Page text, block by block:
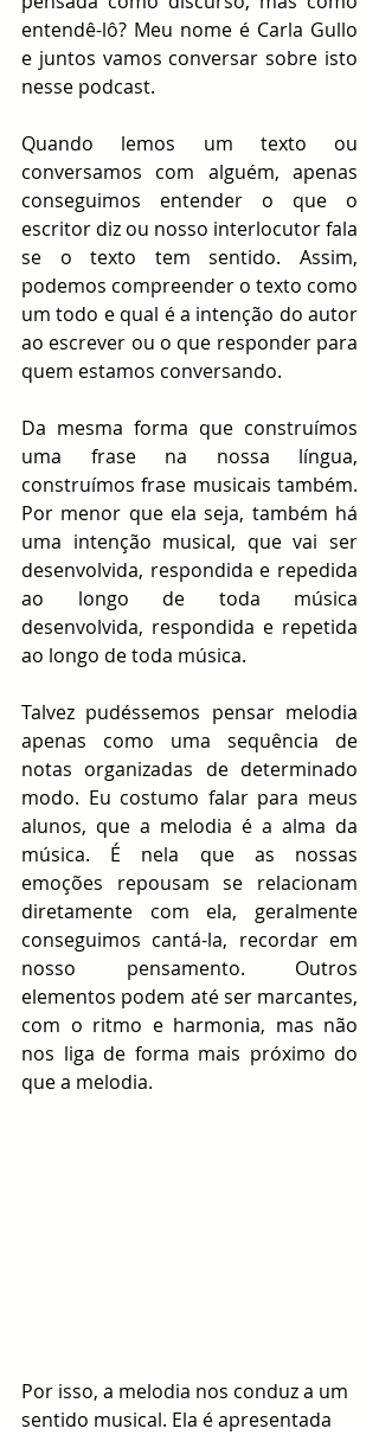
entendê-lô? Meu nome é Carla Gullo
e juntos vamos conversar sobre isto
nesse podcast.
Quando lemos um texto ou
conversamos com alguém, apenas
conseguimos entender o que o
escritor diz ou nosso interlocutor fala
se o texto tem sentido. Assim,
podemos compreender o texto como
um todo e qual é a intenção do autor
ao escrever ou o que responder para
quem estamos conversando.
Da mesma forma que construímos
uma frase na nossa língua,
construímos frase musicais também.
Por menor que ela seja, também há
uma intenção musical, que vai ser
desenvolvida, respondida e repedida
ao longo de toda música
desenvolvida, respondida e repetida
ao longo de toda música.
Talvez pudéssemos pensar melodia
apenas como uma sequência de
notas organizadas de determinado
modo. Eu costumo falar para meus
alunos, que a melodia é a alma da
música. É nela que as nossas
emoções repousam se relacionam
diretamente com ela, geralmente
conseguimos cantá-la, recordar em
nosso pensamento. Outros
elementos podem até ser marcantes,
com o ritmo e harmonia, mas não
nos liga de forma mais próximo do
que a melodia.
Por isso, a melodia nos conduz a um
sentido musical. Ela é apresentada